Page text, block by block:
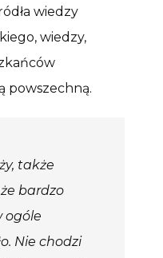
wiedzy
wiedzy,
powszechną.
także
bardzo
ogóle
Nie chodzi